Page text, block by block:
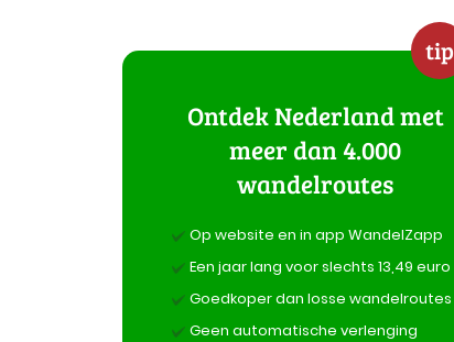
tip
Ontdek Nederland met
meer dan 4.000
wandelroutes
Op website en in app WandelZapp
Een jaar lang voor slechts 13,49 euro
Goedkoper dan losse wandelroutes
Geen automatische verlenging